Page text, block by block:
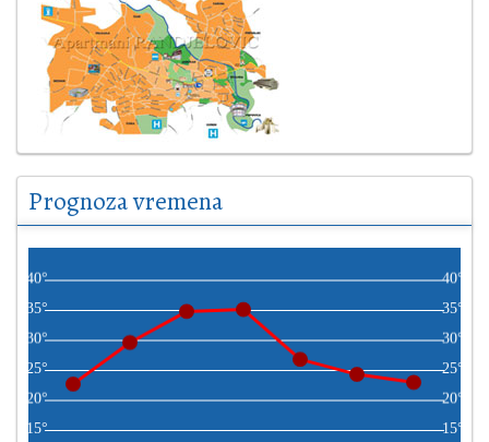
Prognoza vremena